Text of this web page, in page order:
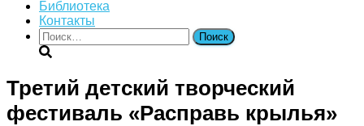
Библиотека
Контакты
Найти:
Третий детский творческий
фестиваль «Расправь крылья»